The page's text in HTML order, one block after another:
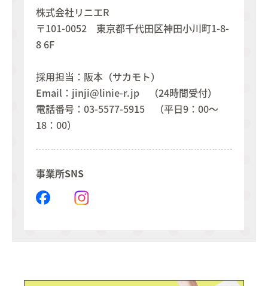
株式会社リニエR
〒101-0052 東京都千代田区神田小川町1-8-
8 6F
採用担当：阪本（サカモト）
Email：jinji@linie-r.jp （24時間受付）
電話番号：03-5577-5915 （平日9：00～
18：00）
事業所SNS